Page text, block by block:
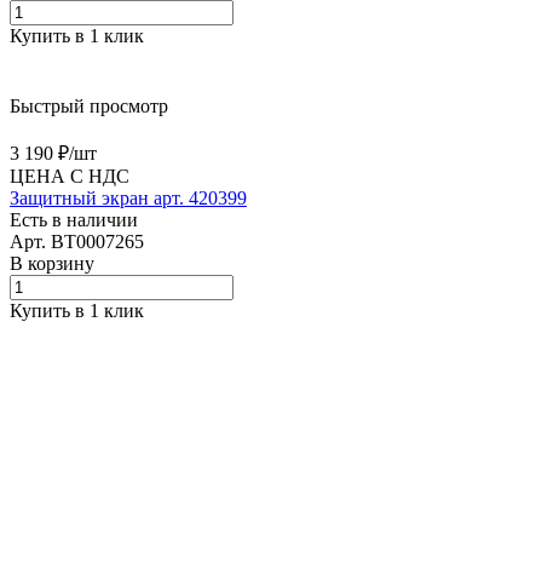
Купить в 1 клик
Быстрый просмотр
3 190 ₽/шт
ЦЕНА С НДС
Защитный экран арт. 420399
Есть в наличии
Арт. BT0007265
В корзину
Купить в 1 клик